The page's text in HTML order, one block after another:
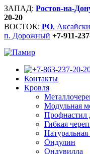
ЗАПАД: Ростов-на-
20-20
ВОСТОК: РО,
п. Дорожный +7-911-
Контакты
Кровля
Модульная
Профнастил
Гибкая
Натуральная
Ондулин
Ондувилла